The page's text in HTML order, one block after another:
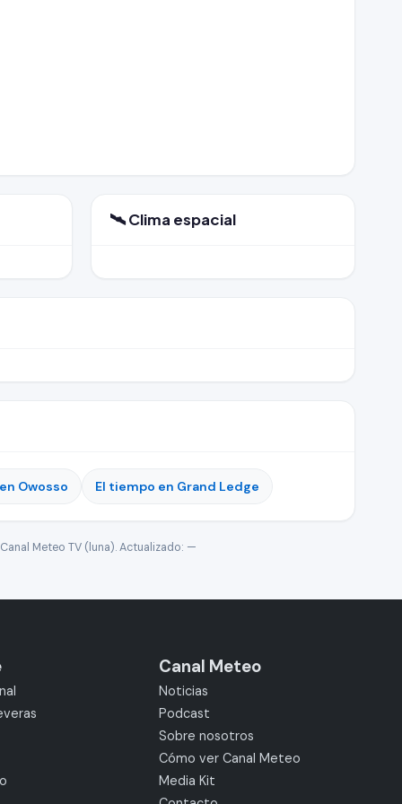
🛰️ Clima espacial
Owosso El tiempo en Grand Ledge
Meteo TV (luna). Actualizado: —
Canal Meteo
Noticias
Podcast
Sobre nosotros
Cómo ver Canal Meteo
Media Kit